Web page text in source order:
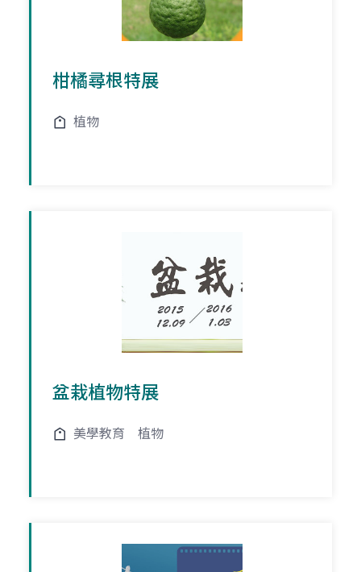
柑橘尋根特展
植物
盆栽植物特展
美學教育 植物